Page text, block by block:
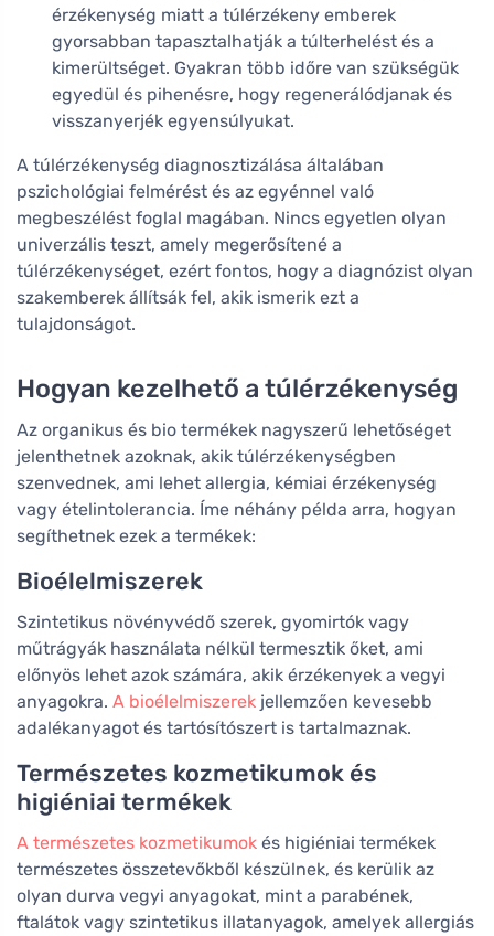
érzékenység miatt a túlérzékeny emberek
gyorsabban tapasztalhatják a túlterhelést és a
kimerültséget. Gyakran több időre van szükségük
egyedül és pihenésre, hogy regenerálódjanak és
visszanyerjék egyensúlyukat.
A túlérzékenység diagnosztizálása általában
pszichológiai felmérést és az egyénnel való
megbeszélést foglal magában. Nincs egyetlen olyan
univerzális teszt, amely megerősítené a
túlérzékenységet, ezért fontos, hogy a diagnózist olyan
szakemberek állítsák fel, akik ismerik ezt a
tulajdonságot.
Hogyan kezelhető a túlérzékenység
Az organikus és bio termékek nagyszerű lehetőséget
jelenthetnek azoknak, akik túlérzékenységben
szenvednek, ami lehet allergia, kémiai érzékenység
vagy ételintolerancia. Íme néhány példa arra, hogyan
segíthetnek ezek a termékek:
Bioélelmiszerek
Szintetikus növényvédő szerek, gyomirtók vagy
műtrágyák használata nélkül termesztik őket, ami
előnyös lehet azok számára, akik érzékenyek a vegyi
anyagokra. A bioélelmiszerek jellemzően kevesebb
adalékanyagot és tartósítószert is tartalmaznak.
Természetes kozmetikumok és
higiéniai termékek
A természetes kozmetikumok és higiéniai termékek
természetes összetevőkből készülnek, és kerülik az
olyan durva vegyi anyagokat, mint a parabének,
ftalátok vagy szintetikus illatanyagok, amelyek allergiás